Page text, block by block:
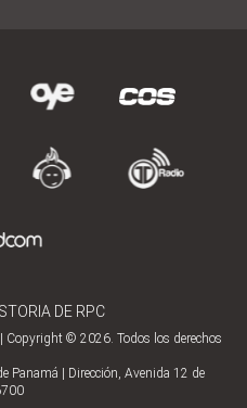
DE RPC
Copyright © 2026. Todos los derechos
Panamá | Dirección, Avenida 12 de